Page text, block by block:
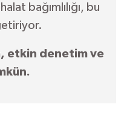
bağımlılığı, bu
etkin denetim ve